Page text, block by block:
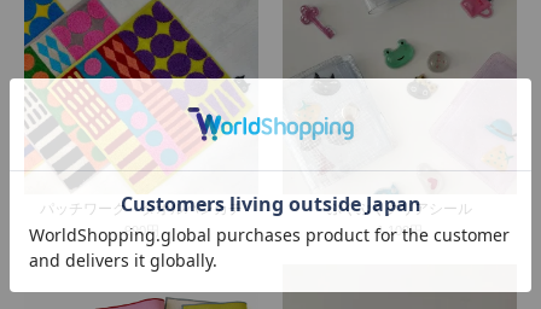
パッチワーク タオルハンカチ
990円
ぷくぷくクリアシール
1,100円